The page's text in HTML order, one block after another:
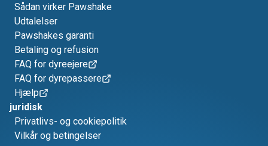
Sådan virker Pawshake
Udtalelser
Pawshakes garanti
Betaling og refusion
FAQ for dyreejere
FAQ for dyrepassere
Hjælp
juridisk
Privatlivs- og cookiepolitik
Vilkår og betingelser